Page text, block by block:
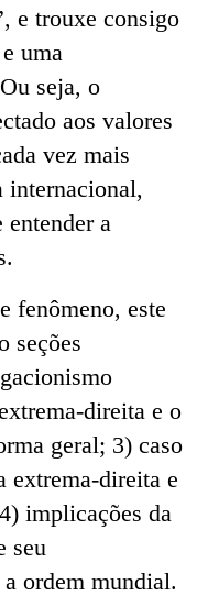
e trouxe consigo
uma
seja, o
aos valores
vez mais
internacional,
a
fenômeno, este
seções
direita e o
geral; 3) caso
extrema-direita e
implicações da
seu
ordem mundial.